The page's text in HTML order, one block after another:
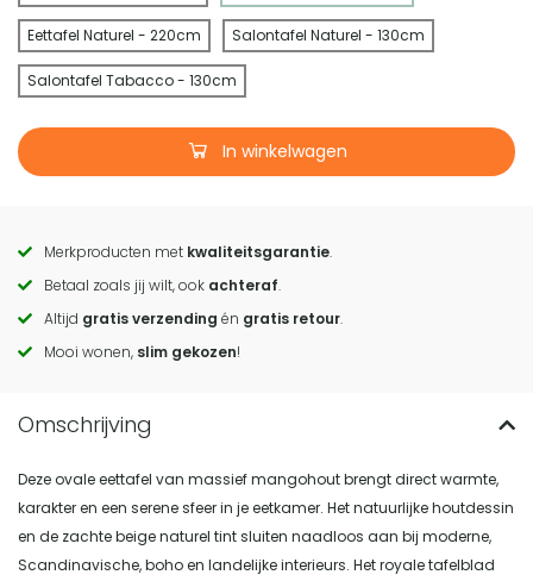
Eettafel Naturel - 220cm Salontafel Naturel - 130cm
Salontafel Tabacco - 130cm
In winkelwagen
Call
to
actions
Merkproducten met kwaliteitsgarantie.
Betaal zoals jij wilt, ook achteraf.
Altijd gratis verzending én gratis retour.
Mooi wonen, slim gekozen!
Deze ovale eettafel van massief mangohout brengt direct warmte,
karakter en een serene sfeer in je eetkamer. Het natuurlijke houtdessin
en de zachte beige naturel tint sluiten naadloos aan bij moderne,
Scandinavische, boho en landelijke interieurs. Het royale tafelblad